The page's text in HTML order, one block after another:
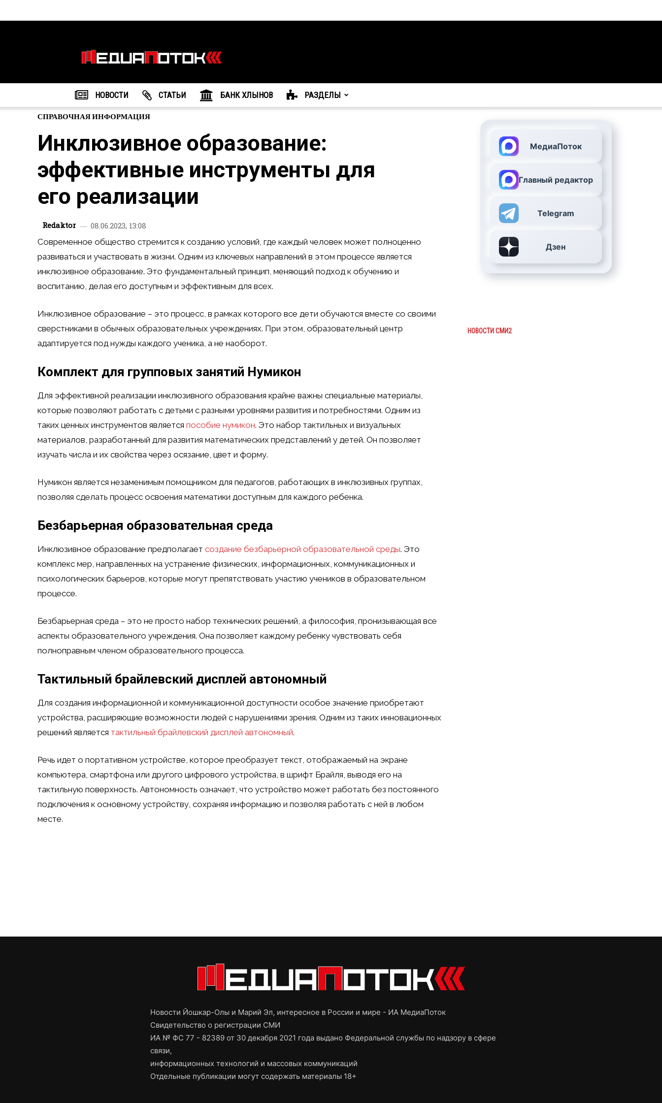
агентство
"МедиаПоток"
НОВОСТИ CТАТЬИ БАНК ХЛЫНОВ РАЗДЕЛЫ
СПРАВОЧНАЯ ИНФОРМАЦИЯ
Инклюзивное образование:
эффективные инструменты для
его реализации
Redaktor
08.06.2023, 13:08
Современное общество стремится к созданию условий, где каждый человек может полноценно
развиваться и участвовать в жизни. Одним из ключевых направлений в этом процессе является
инклюзивное образование. Это фундаментальный принцип, меняющий подход к обучению и
воспитанию, делая его доступным и эффективным для всех.
Инклюзивное образование – это процесс, в рамках которого все дети обучаются вместе со своими
сверстниками в обычных образовательных учреждениях. При этом, образовательный центр
адаптируется под нужды каждого ученика, а не наоборот.
Комплект для групповых занятий Нумикон
Для эффективной реализации инклюзивного образования крайне важны специальные материалы,
которые позволяют работать с детьми с разными уровнями развития и потребностями. Одним из
таких ценных инструментов является пособие нумикон. Это набор тактильных и визуальных
материалов, разработанный для развития математических представлений у детей. Он позволяет
изучать числа и их свойства через осязание, цвет и форму.
Нумикон является незаменимым помощником для педагогов, работающих в инклюзивных группах,
позволяя сделать процесс освоения математики доступным для каждого ребенка.
Безбарьерная образовательная среда
Инклюзивное образование предполагает создание безбарьерной образовательной среды. Это
комплекс мер, направленных на устранение физических, информационных, коммуникационных и
психологических барьеров, которые могут препятствовать участию учеников в образовательном
процессе.
Безбарьерная среда – это не просто набор технических решений, а философия, пронизывающая все
аспекты образовательного учреждения. Она позволяет каждому ребенку чувствовать себя
полноправным членом образовательного процесса.
Тактильный брайлевский дисплей автономный
Для создания информационной и коммуникационной доступности особое значение приобретают
устройства, расширяющие возможности людей с нарушениями зрения. Одним из таких инновационных
решений является тактильный брайлевский дисплей автономный.
Речь идет о портативном устройстве, которое преобразует текст, отображаемый на экране
компьютера, смартфона или другого цифрового устройства, в шрифт Брайля, выводя его на
тактильную поверхность. Автономность означает, что устройство может работать без постоянного
подключения к основному устройству, сохраняя информацию и позволяя работать с ней в любом
месте.
МедиаПоток
Главный редактор
Telegram
Дзен
НОВОСТИ СМИ2
Новости Йошкар-Олы и Марий Эл, интересное в России и мире - ИА МедиаПоток
Свидетельство о регистрации СМИ
ИА № ФС 77 - 82389 от 30 декабря 2021 года выдано Федеральной службы по надзору в сфере
связи,
информационных технологий и массовых коммуникаций
Отдельные публикации могут содержать материалы 18+